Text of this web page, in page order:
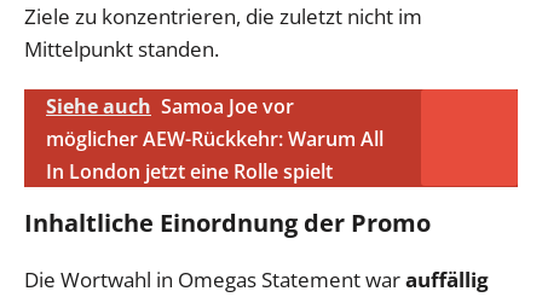
Ziele zu konzentrieren, die zuletzt nicht im
Mittelpunkt standen.
Siehe auch Samoa Joe vor
möglicher AEW-Rückkehr: Warum All
In London jetzt eine Rolle spielt
Inhaltliche Einordnung der Promo
Die Wortwahl in Omegas Statement warauffällig